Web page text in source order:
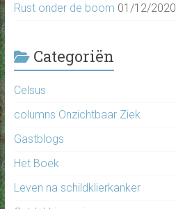
Rust onder de boom 01/12/2020
Categoriën
Celsus
columns Onzichtbaar Ziek
Gastblogs
Het Boek
Leven na schildklierkanker